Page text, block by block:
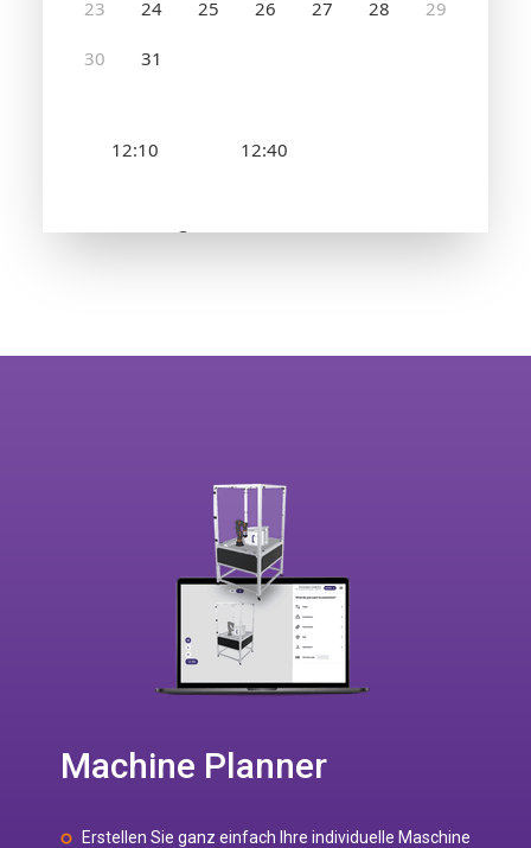
Machine Planner
Erstellen Sie ganz einfach Ihre individuelle Maschine